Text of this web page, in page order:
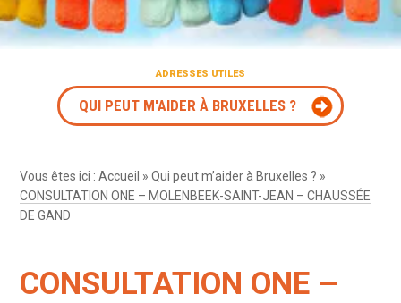
ADRESSES UTILES
QUI PEUT M'AIDER À BRUXELLES ?
Vous êtes ici :Accueil »Qui peut m’aider à Bruxelles ? »
CONSULTATION ONE – MOLENBEEK-SAINT-JEAN – CHAUSSÉE
DE GAND
CONSULTATION ONE –